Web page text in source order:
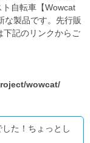
自転車【Wowcat
な製品です。先行販
下記のリンクからご
wowcat/
た！ちょっとし